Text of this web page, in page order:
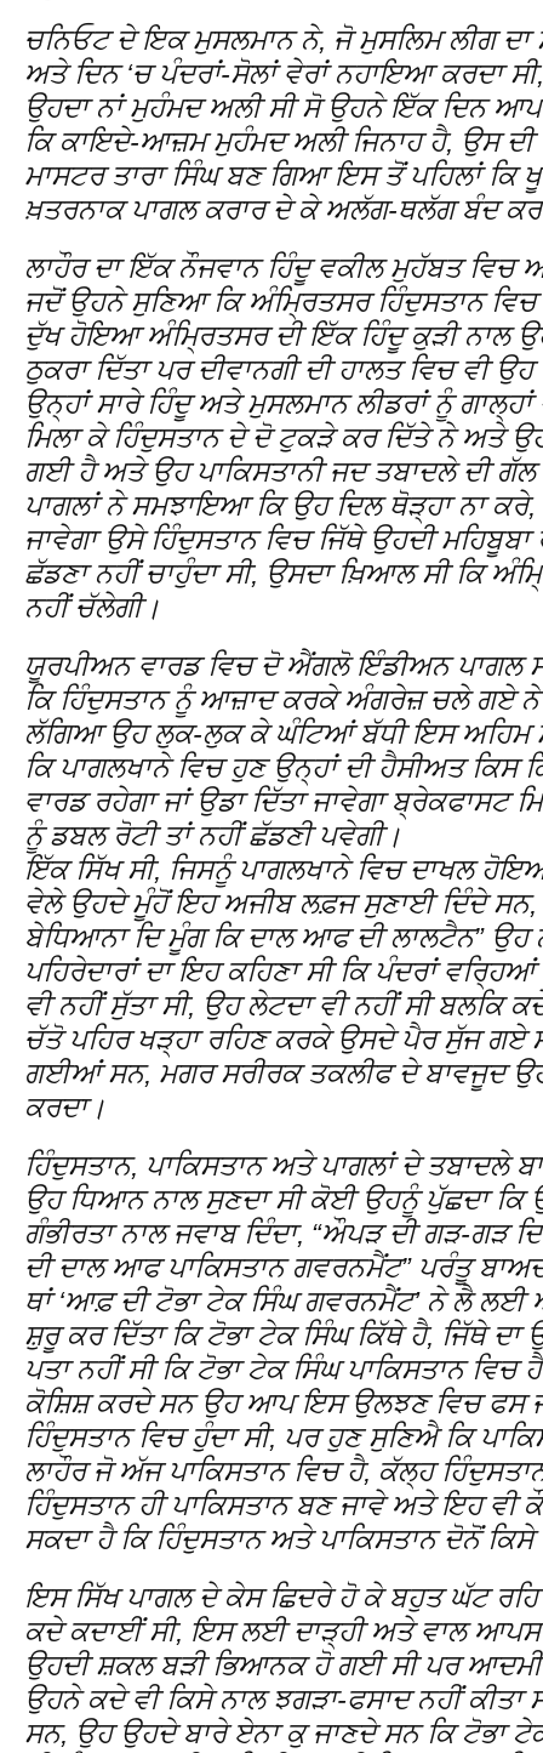
ਚਨਿਓਟ ਦੇ ਇਕ ਮੁਸਲਮਾਨ ਨੇ, ਜੋ ਮੁਸਲਿਮ ਲੀਗ
ਅਤੇ ਦਿਨ ‘ਚ ਪੰਦਰਾਂ-ਸੋਲਾਂ ਵੇਰਾਂ ਨਹਾਇਆ ਕਰਦਾ
ਉਹਦਾ ਨਾਂ ਮੁਹੰਮਦ ਅਲੀ ਸੀ ਸੋ ਉਹਨੇ ਇੱਕ ਦਿਨ
ਕਿ ਕਾਇਦੇ-ਆਜ਼ਮ ਮੁਹੰਮਦ ਅਲੀ ਜਿਨਾਹ ਹੈ, ਉਸ ਦੀ
ਮਾਸਟਰ ਤਾਰਾ ਸਿੰਘ ਬਣ ਗਿਆ ਇਸ ਤੋਂ ਪਹਿਲਾਂ ਕਿ
ਖ਼ਤਰਨਾਕ ਪਾਗਲ ਕਰਾਰ ਦੇ ਕੇ ਅਲੱਗ-ਥਲੱਗ ਬੰਦ
ਲਾਹੌਰ ਦਾ ਇੱਕ ਨੌਜਵਾਨ ਹਿੰਦੂ ਵਕੀਲ ਮੁਹੱਬਤ ਵਿਚ
ਜਦੋਂ ਉਹਨੇ ਸੁਣਿਆ ਕਿ ਅੰਮ੍ਰਿਤਸਰ ਹਿੰਦੁਸਤਾਨ
ਦੁੱਖ ਹੋਇਆ ਅੰਮ੍ਰਿਤਸਰ ਦੀ ਇੱਕ ਹਿੰਦੂ ਕੁੜੀ ਨਾਲ
ਠੁਕਰਾ ਦਿੱਤਾ ਪਰ ਦੀਵਾਨਗੀ ਦੀ ਹਾਲਤ ਵਿਚ ਵੀ
ਉਨ੍ਹਾਂ ਸਾਰੇ ਹਿੰਦੂ ਅਤੇ ਮੁਸਲਮਾਨ ਲੀਡਰਾਂ ਨੂੰ
ਮਿਲਾ ਕੇ ਹਿੰਦੁਸਤਾਨ ਦੇ ਦੋ ਟੁਕੜੇ ਕਰ ਦਿੱਤੇ ਨੇ ਅਤੇ
ਗਈ ਹੈ ਅਤੇ ਉਹ ਪਾਕਿਸਤਾਨੀ ਜਦ ਤਬਾਦਲੇ ਦੀ
ਪਾਗਲਾਂ ਨੇ ਸਮਝਾਇਆ ਕਿ ਉਹ ਦਿਲ ਥੋੜ੍ਹਾ ਨਾ ਕਰੇ,
ਜਾਵੇਗਾ ਉਸੇ ਹਿੰਦੁਸਤਾਨ ਵਿਚ ਜਿੱਥੇ ਉਹਦੀ
ਛੱਡਣਾ ਨਹੀਂ ਚਾਹੁੰਦਾ ਸੀ, ਉਸਦਾ ਖ਼ਿਆਲ ਸੀ ਕਿ
ਨਹੀਂ ਚੱਲੇਗੀ।
ਯੂਰਪੀਅਨ ਵਾਰਡ ਵਿਚ ਦੋ ਐਂਗਲੋ ਇੰਡੀਅਨ ਪਾਗਲ
ਕਿ ਹਿੰਦੁਸਤਾਨ ਨੂੰ ਆਜ਼ਾਦ ਕਰਕੇ ਅੰਗਰੇਜ਼ ਚਲੇ ਗਏ ਨੇ
ਲੱਗਿਆ ਉਹ ਲੁਕ-ਲੁਕ ਕੇ ਘੰਟਿਆਂ ਬੱਧੀ ਇਸ ਅਹਿਮ
ਕਿ ਪਾਗਲਖਾਨੇ ਵਿਚ ਹੁਣ ਉਨ੍ਹਾਂ ਦੀ ਹੈਸੀਅਤ ਕਿਸ
ਵਾਰਡ ਰਹੇਗਾ ਜਾਂ ਉਡਾ ਦਿੱਤਾ ਜਾਵੇਗਾ ਬ੍ਰੇਕਫਾਸਟ
ਨੂੰ ਡਬਲ ਰੋਟੀ ਤਾਂ ਨਹੀਂ ਛੱਡਣੀ ਪਵੇਗੀ।
ਇੱਕ ਸਿੱਖ ਸੀ, ਜਿਸਨੂੰ ਪਾਗਲਖਾਨੇ ਵਿਚ ਦਾਖਲ
ਵੇਲੇ ਉਹਦੇ ਮੂੰਹੋਂ ਇਹ ਅਜੀਬ ਲਫ਼ਜ ਸੁਣਾਈ ਦਿੰਦੇ
ਬੇਧਿਆਨਾ ਦਿ ਮੂੰਗ ਕਿ ਦਾਲ ਆਫ ਦੀ ਲਾਲਟੈਨ” ਉਹ
ਪਹਿਰੇਦਾਰਾਂ ਦਾ ਇਹ ਕਹਿਣਾ ਸੀ ਕਿ ਪੰਦਰਾਂ
ਵੀ ਨਹੀਂ ਸੁੱਤਾ ਸੀ, ਉਹ ਲੇਟਦਾ ਵੀ ਨਹੀਂ ਸੀ ਬਲਕਿ
ਚੱਤੋ ਪਹਿਰ ਖੜ੍ਹਾ ਰਹਿਣ ਕਰਕੇ ਉਸਦੇ ਪੈਰ ਸੁੱਜ ਗਏ
ਗਈਆਂ ਸਨ, ਮਗਰ ਸਰੀਰਕ ਤਕਲੀਫ ਦੇ ਬਾਵਜੂਦ
ਕਰਦਾ।
ਹਿੰਦੁਸਤਾਨ, ਪਾਕਿਸਤਾਨ ਅਤੇ ਪਾਗਲਾਂ ਦੇ ਤਬਾਦਲੇ
ਉਹ ਧਿਆਨ ਨਾਲ ਸੁਣਦਾ ਸੀ ਕੋਈ ਉਹਨੂੰ ਪੁੱਛਦਾ ਕਿ
ਗੰਭੀਰਤਾ ਨਾਲ ਜਵਾਬ ਦਿੰਦਾ, “ਔਪੜ ਦੀ ਗੜ-ਗੜ
ਦੀ ਦਾਲ ਆਫ ਪਾਕਿਸਤਾਨ ਗਵਰਨਮੈਂਟ” ਪਰੰਤੂ ਬਾਅਦ
ਥਾਂ ‘ਆਫ਼ ਦੀ ਟੋਭਾ ਟੇਕ ਸਿੰਘ ਗਵਰਨਮੈਂਟ’ ਨੇ ਲੈ ਲਈ
ਸ਼ੁਰੂ ਕਰ ਦਿੱਤਾ ਕਿ ਟੋਭਾ ਟੇਕ ਸਿੰਘ ਕਿੱਥੇ ਹੈ, ਜਿੱਥੇ ਦਾ
ਪਤਾ ਨਹੀਂ ਸੀ ਕਿ ਟੋਭਾ ਟੇਕ ਸਿੰਘ ਪਾਕਿਸਤਾਨ ਵਿਚ
ਕੋਸ਼ਿਸ਼ ਕਰਦੇ ਸਨ ਉਹ ਆਪ ਇਸ ਉਲਝਣ ਵਿਚ ਫਸ
ਹਿੰਦੁਸਤਾਨ ਵਿਚ ਹੁੰਦਾ ਸੀ, ਪਰ ਹੁਣ ਸੁਣਿਐ ਕਿ
ਲਾਹੌਰ ਜੋ ਅੱਜ ਪਾਕਿਸਤਾਨ ਵਿਚ ਹੈ, ਕੱਲ੍ਹ
ਹਿੰਦੁਸਤਾਨ ਹੀ ਪਾਕਿਸਤਾਨ ਬਣ ਜਾਵੇ ਅਤੇ ਇਹ ਵੀ
ਸਕਦਾ ਹੈ ਕਿ ਹਿੰਦੁਸਤਾਨ ਅਤੇ ਪਾਕਿਸਤਾਨ ਦੋਨੋਂ
ਇਸ ਸਿੱਖ ਪਾਗਲ ਦੇ ਕੇਸ ਛਿਦਰੇ ਹੋ ਕੇ ਬਹੁਤ ਘੱਟ
ਕਦੇ ਕਦਾਈਂ ਸੀ, ਇਸ ਲਈ ਦਾੜ੍ਹੀ ਅਤੇ ਵਾਲ ਆਪਸ
ਉਹਦੀ ਸ਼ਕਲ ਬੜੀ ਭਿਆਨਕ ਹੋ ਗਈ ਸੀ ਪਰ ਆਦਮੀ
ਉਹਨੇ ਕਦੇ ਵੀ ਕਿਸੇ ਨਾਲ ਝਗੜਾ-ਫਸਾਦ ਨਹੀਂ ਕੀਤਾ
ਸਨ, ਉਹ ਉਹਦੇ ਬਾਰੇ ਏਨਾ ਕੁ ਜਾਣਦੇ ਸਨ ਕਿ ਟੋਭਾ